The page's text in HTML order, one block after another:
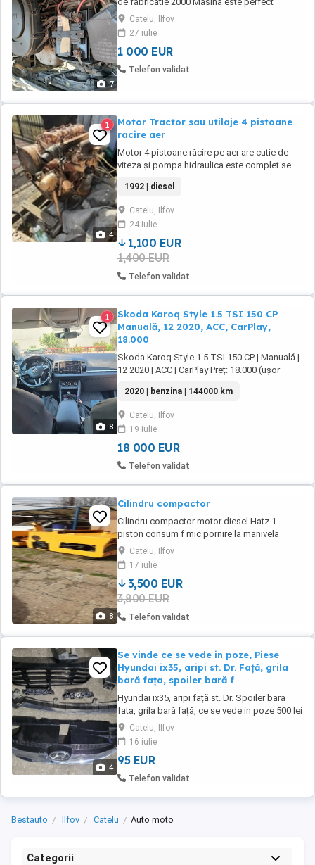
7
funtionala si gata de drum Kilometraj=59300
Proprietar= unic proprietar Acte= ITP.
/ASIGURARE valabile la zi Pret= 1000 euro
Catelu, Ilfov
27 iulie
1 000 EUR
Telefon validat
4
1
Motor Tractor sau utilaje 4 pistoane
racire aer
Motor 4 pistoane răcire pe aer are cutie de
viteza și pompa hidraulica este complet se
video
1992 | diesel
Catelu, Ilfov
24 iulie
1,100 EUR
1,400 EUR
Telefon validat
8
1
Skoda Karoq Style 1.5 TSI 150 CP
Manuală, 12 2020, ACC, CarPlay,
18.000
Skoda Karoq Style 1.5 TSI 150 CP | Manuală |
12 2020 | ACC | CarPlay Preț: 18.000 (ușor
înmatriculare 12 2020, motorizare 1.5 TSI
benzină 150 CP, cutie de viteze manuală (6
trepte), Euro 6, în stare foarte bună, cu istoric
de service. Date tehnice: Prima înmatriculare:
...
2020 | benzina | 144000 km
Catelu, Ilfov
19 iulie
18 000 EUR
Telefon validat
8
Cilindru compactor
Cilindru compactor motor diesel Hatz 1
piston consum f mic pornire la manivela
răcire pe aer stare f buna
Catelu, Ilfov
17 iulie
3,500 EUR
3,800 EUR
Telefon validat
4
Se vinde ce se vede in poze, Piese
Hyundai ix35, aripi st. Dr. Față, grila
bară fața, spoiler bară f
Hyundai ix35, aripi față st. Dr. Spoiler bara
fata, grila bară față, ce se vede in poze 500 lei
tote 0723770877
Catelu, Ilfov
16 iulie
95 EUR
Telefon validat
Bestauto Ilfov Catelu Auto moto
Categorii